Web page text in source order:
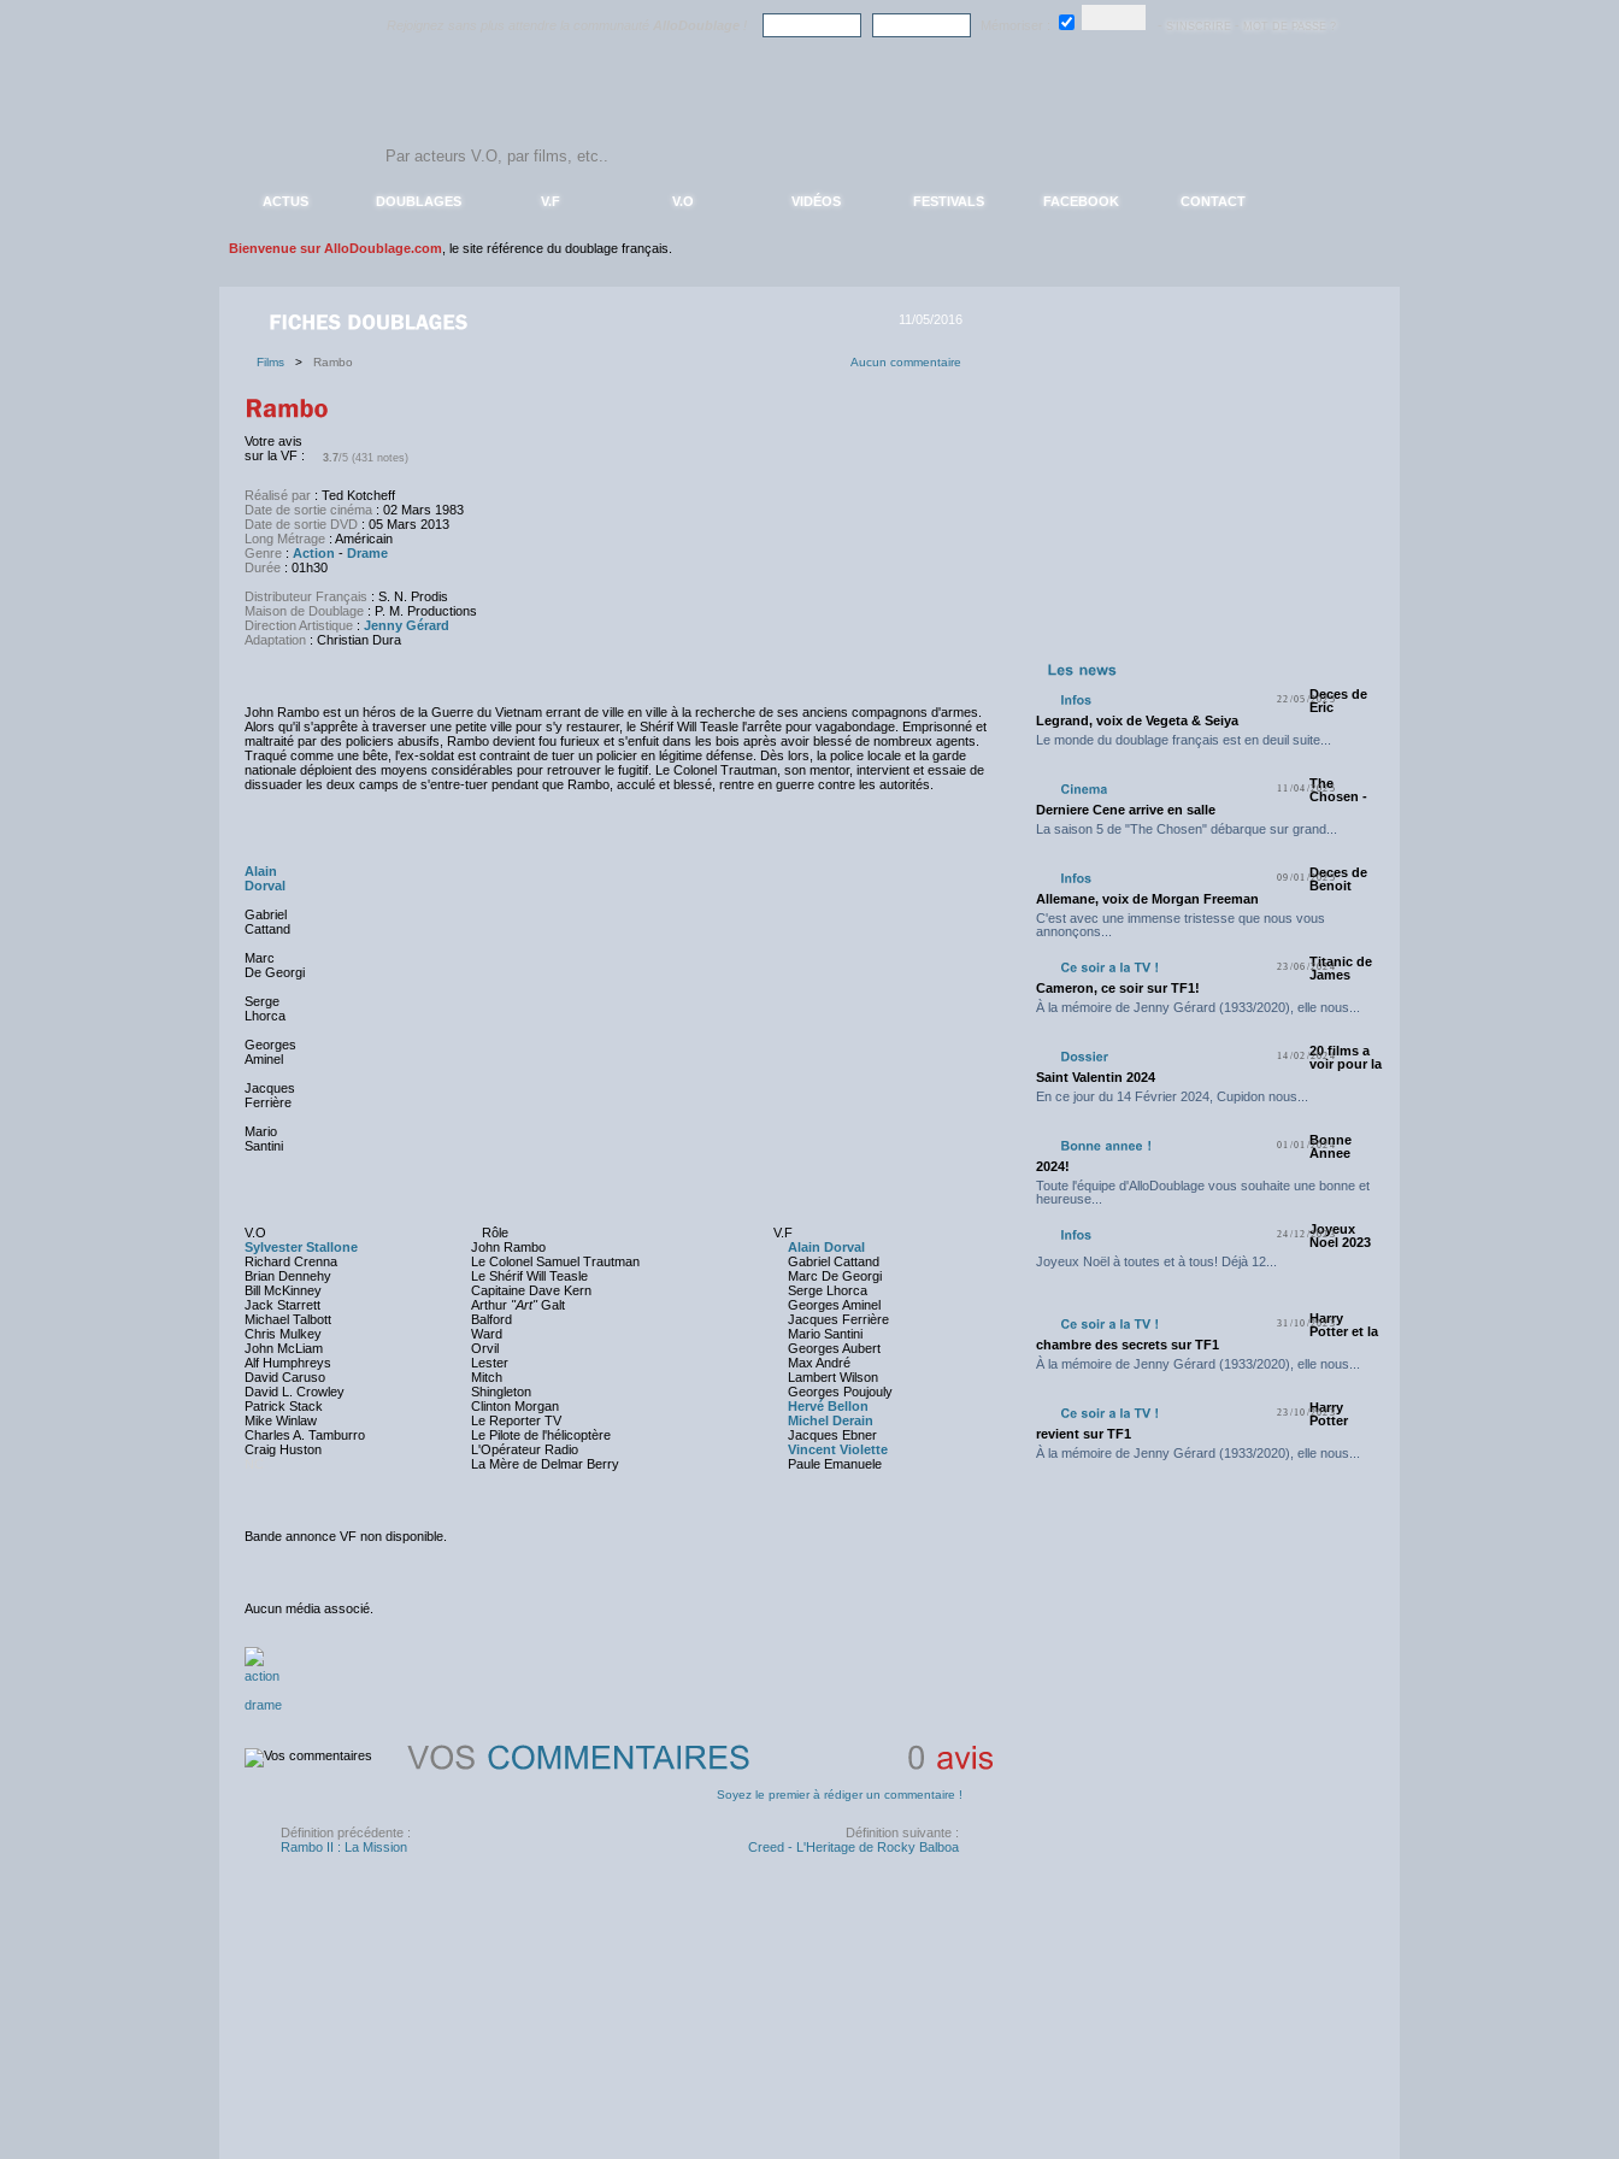
ACTUS DOUBLAGES V.F V.O VIDÉOS FESTIVALS FACEBOOK CONTACT
Bienvenue sur AlloDoublage.com , le site référence du doublage français.
11/05/2016
Films > Rambo Aucun commentaire
Votre avis
sur la VF :
3.7/5 (431 notes)
Réalisé par : Ted Kotcheff
Date de sortie cinéma : 02 Mars 1983
Date de sortie DVD : 05 Mars 2013
Long Métrage : Américain
Genre : Action - Drame
Durée : 01h30
Distributeur Français : S. N. Prodis
Maison de Doublage : P. M. Productions
Direction Artistique : Jenny Gérard
Adaptation : Christian Dura
John Rambo est un héros de la Guerre du Vietnam errant de ville en ville à la recherche de ses anciens compagnons d'armes.
Alors qu'il s'apprête à traverser une petite ville pour s'y restaurer, le Shérif Will Teasle l'arrête pour vagabondage. Emprisonné et
maltraité par des policiers abusifs, Rambo devient fou furieux et s'enfuit dans les bois après avoir blessé de nombreux agents.
Traqué comme une bête, l'ex-soldat est contraint de tuer un policier en légitime défense. Dès lors, la police locale et la garde
nationale déploient des moyens considérables pour retrouver le fugitif. Le Colonel Trautman, son mentor, intervient et essaie de
dissuader les deux camps de s'entre-tuer pendant que Rambo, acculé et blessé, rentre en guerre contre les autorités.
Alain
Dorval
Gabriel
Cattand
Marc
De Georgi
Serge
Lhorca
Georges
Aminel
Jacques
Ferrière
Mario
Santini
V.O Rôle
V.F
Sylvester Stallone
John Rambo
Alain Dorval
Richard Crenna
Le Colonel Samuel Trautman
Gabriel Cattand
Brian Dennehy
Le Shérif Will Teasle
Marc De Georgi
Bill McKinney
Capitaine Dave Kern
Serge Lhorca
Jack Starrett
Arthur "Art"Galt
Georges Aminel
Michael Talbott
Balford
Jacques Ferrière
Chris Mulkey
Ward
Mario Santini
John McLiam
Orvil
Georges Aubert
Alf Humphreys
Lester
Max André
David Caruso
Mitch
Lambert Wilson
David L. Crowley
Shingleton
Georges Poujouly
Patrick Stack
Clinton Morgan
Hervé Bellon
Mike Winlaw
Le Reporter TV
Michel Derain
Charles A. Tamburro
Le Pilote de l'hélicoptère
Jacques Ebner
Craig Huston
L'Opérateur Radio
Vincent Violette
La Mère de Delmar Berry Paule Emanuele
Bande annonce VF non disponible.
Aucun média associé.
action
drame
Soyez le premier à rédiger un commentaire !
Définition précédente :
Rambo II : La Mission
Définition suivante :
Creed - L'Heritage de Rocky Balboa
22/05/2025Deces de
Eric
Legrand, voix de Vegeta & Seiya
Le monde du doublage français est en deuil suite...
11/04/2025
The
Chosen -
Derniere Cene arrive en salle
La saison 5 de "The Chosen" débarque sur grand...
09/01/2025Deces de
Benoit
Allemane, voix de Morgan Freeman
C'est avec une immense tristesse que nous vous
annonçons...
23/06/2024Titanic de
James
Cameron, ce soir sur TF1!
À la mémoire de Jenny Gérard (1933/2020), elle nous...
14/02/202420 films a
voir pour la
Saint Valentin 2024
En ce jour du 14 Février 2024, Cupidon nous...
01/01/2024
Bonne
Annee
2024!
Toute l'équipe d'AlloDoublage vous souhaite une bonne et
heureuse...
24/12/2023
Joyeux
Noel 2023
Joyeux Noël à toutes et à tous! Déjà 12...
31/10/2023
Harry
Potter et la
chambre des secrets sur TF1
À la mémoire de Jenny Gérard (1933/2020), elle nous...
23/10/2023
Harry
Potter
revient sur TF1
À la mémoire de Jenny Gérard (1933/2020), elle nous...